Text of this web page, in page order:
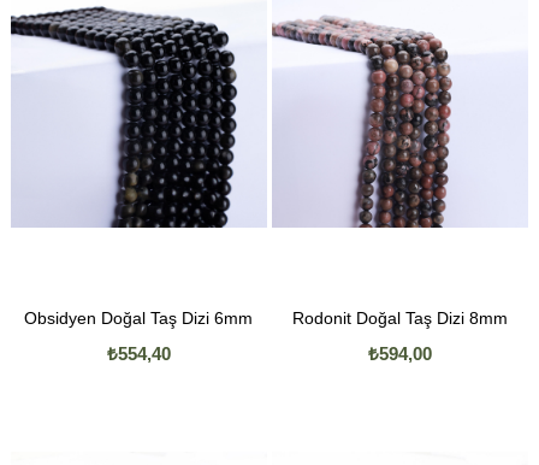
Obsidyen Doğal Taş Dizi 6mm
₺554,40
Rodonit Doğal Taş Dizi 8mm
₺594,00